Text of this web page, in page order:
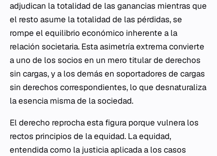
adjudican la totalidad de las ganancias mientras que
el resto asume la totalidad de las pérdidas, se
rompe el equilibrio económico inherente a la
relación societaria. Esta asimetría extrema convierte
a uno de los socios en un mero titular de derechos
sin cargas, y a los demás en soportadores de cargas
sin derechos correspondientes, lo que desnaturaliza
la esencia misma de la sociedad.
El derecho reprocha esta figura porque vulnera los
rectos principios de la equidad. La equidad,
entendida como la justicia aplicada a los casos